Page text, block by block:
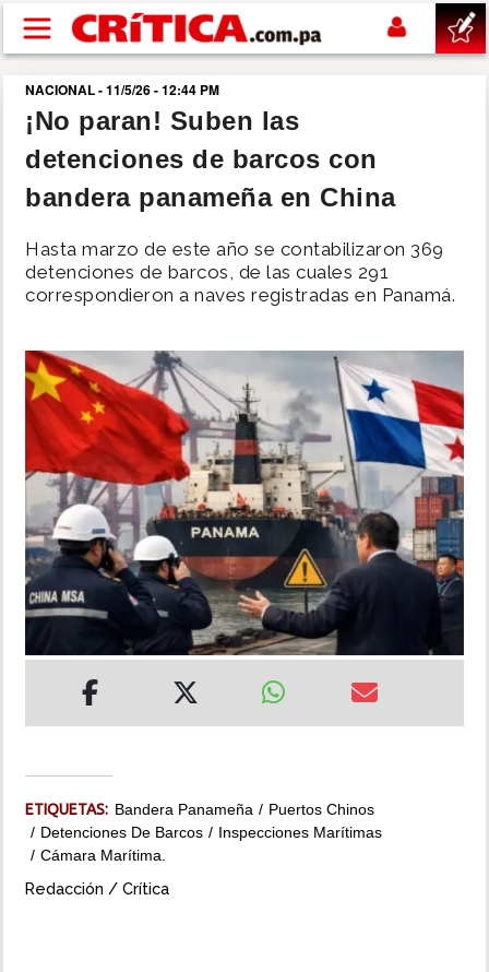
Pasar al contenido principal
buscar
SUCESOS
POLÍTICA
DEPORTES
MUNDO
INSÓLITAS
MULTIMEDIA
IMPRESO
NACIONAL - 11/5/26 - 12:44 PM
¡No paran! Suben las
detenciones de barcos con
bandera panameña en China
Hasta marzo de este año se contabilizaron 369
detenciones de barcos, de las cuales 291
correspondieron a naves registradas en Panamá.
ETIQUETAS: Bandera Panameña
Puertos Chinos
Detenciones De Barcos
Inspecciones Marítimas
Cámara Marítima.
Redacción / Crítica